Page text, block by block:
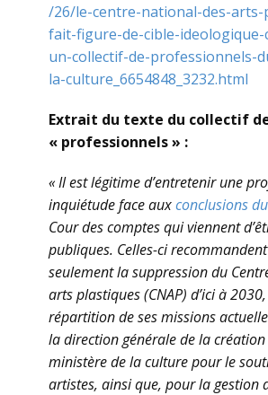
/26/le-centre-national-des-arts-
fait-figure-de-cible-ideologique-
un-collectif-de-professionnels-
la-culture_6654848_3232.html
Extrait du texte du collectif
« professionnels » :
« Il est légitime d’entretenir une
inquiétude face auxconclusions
Cour des comptes qui viennent
publiques. Celles-ci
seulement la suppression du
arts plastiques (CNAP) d’ici à
répartition de ses missions
la direction générale de la
ministère de la culture pour le
artistes, ainsi que, pour la gestion